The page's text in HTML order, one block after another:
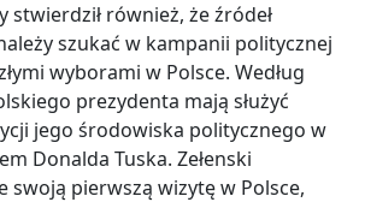
stwierdził również, że źródeł
szukać w kampanii politycznej
wyborami w Polsce. Według
prezydenta mają służyć
jego środowiska politycznego w
Donalda Tuska. Zełenski
swoją pierwszą wizytę w Polsce,